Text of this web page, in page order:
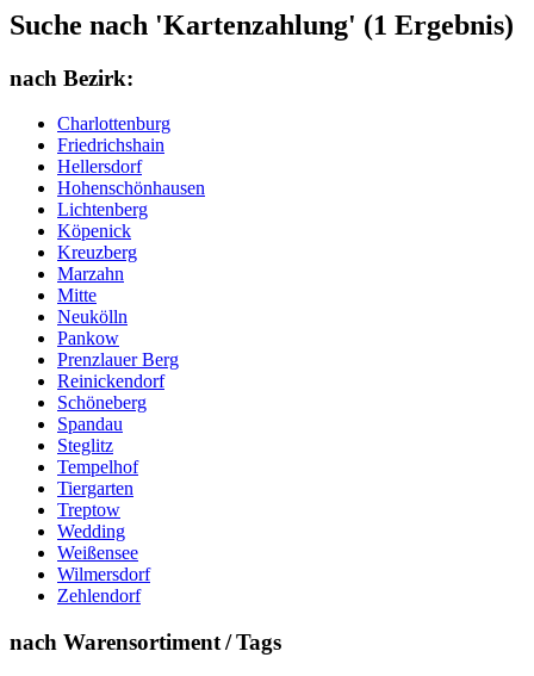
Suche nach 'Kartenzahlung' (1 Ergebnis)
nach Bezirk:
Charlottenburg
Friedrichshain
Hellersdorf
Hohenschönhausen
Lichtenberg
Köpenick
Kreuzberg
Marzahn
Mitte
Neukölln
Pankow
Prenzlauer Berg
Reinickendorf
Schöneberg
Spandau
Steglitz
Tempelhof
Tiergarten
Treptow
Wedding
Weißensee
Wilmersdorf
Zehlendorf
nach Warensortiment / Tags